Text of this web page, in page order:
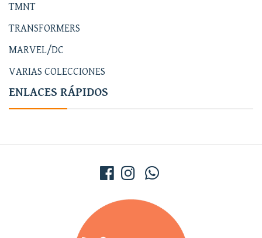
TMNT
TRANSFORMERS
MARVEL/DC
VARIAS COLECCIONES
ENLACES RÁPIDOS